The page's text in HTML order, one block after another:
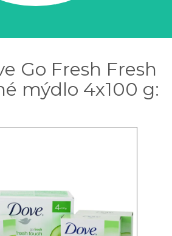
Go Fresh Fresh
mýdlo 4x100 g: